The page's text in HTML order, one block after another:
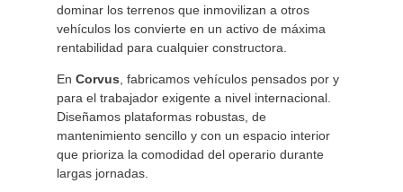
dominar los terrenos que inmovilizan a otros
vehículos los convierte en un activo de máxima
rentabilidad para cualquier constructora.
En Corvus, fabricamos vehículos pensados por y
para el trabajador exigente a nivel internacional.
Diseñamos plataformas robustas, de
mantenimiento sencillo y con un espacio interior
que prioriza la comodidad del operario durante
largas jornadas.